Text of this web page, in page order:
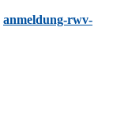
anmeldung-rwv-